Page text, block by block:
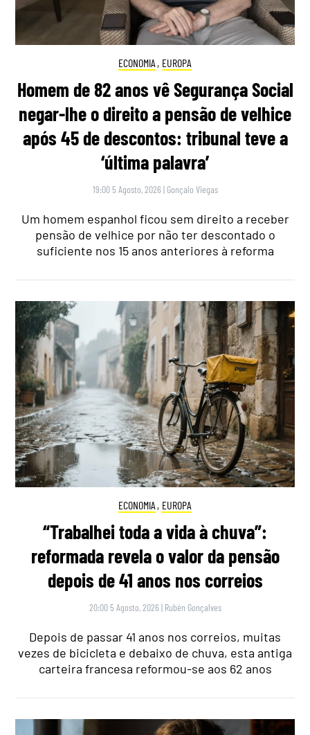
ECONOMIA , EUROPA
Homem de 82 anos vê Segurança Social
negar-lhe o direito a pensão de velhice
após 45 de descontos: tribunal teve a
‘última palavra’
19:00 5 Agosto, 2026 | Gonçalo Viegas
Um homem espanhol ficou sem direito a receber
pensão de velhice por não ter descontado o
suficiente nos 15 anos anteriores à reforma
ECONOMIA , EUROPA
“Trabalhei toda a vida à chuva”:
reformada revela o valor da pensão
depois de 41 anos nos correios
20:00 5 Agosto, 2026 | Rubén Gonçalves
Depois de passar 41 anos nos correios, muitas
vezes de bicicleta e debaixo de chuva, esta antiga
carteira francesa reformou-se aos 62 anos